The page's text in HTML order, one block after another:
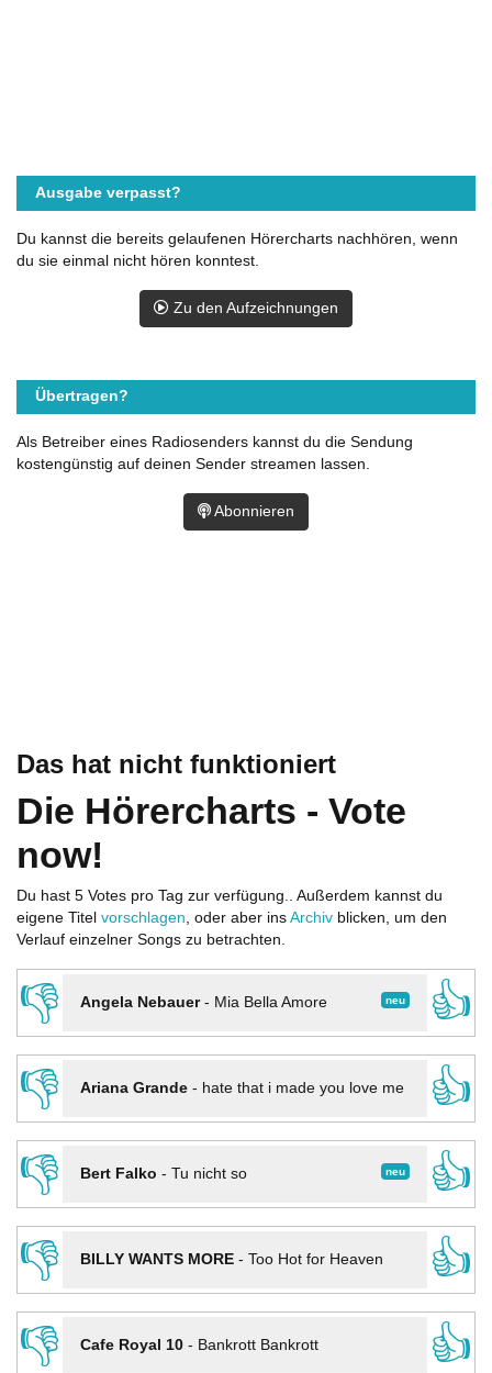
Das hat nicht funktioniert
Die Hörercharts - Vote
now!
Du hast 5 Votes pro Tag zur verfügung.. Außerdem kannst du
eigene Titel vorschlagen, oder aber ins Archiv blicken, um den
Verlauf einzelner Songs zu betrachten.
👎 neu
Angela Nebauer- Mia Bella Amore
👍
👎
Ariana Grande- hate that i made you love me
👍
👎
neu
Bert Falko - Tu nicht so
👍
👎
BILLY WANTS MORE- Too Hot for Heaven
👍
👎
Cafe Royal 10- Bankrott Bankrott
👍
Ausgabe verpasst?
Du kannst die bereits gelaufenen Hörercharts nachhören, wenn
du sie einmal nicht hören konntest.
Zu den Aufzeichnungen
Übertragen?
Als Betreiber eines Radiosenders kannst du die Sendung
kostengünstig auf deinen Sender streamen lassen.
Abonnieren